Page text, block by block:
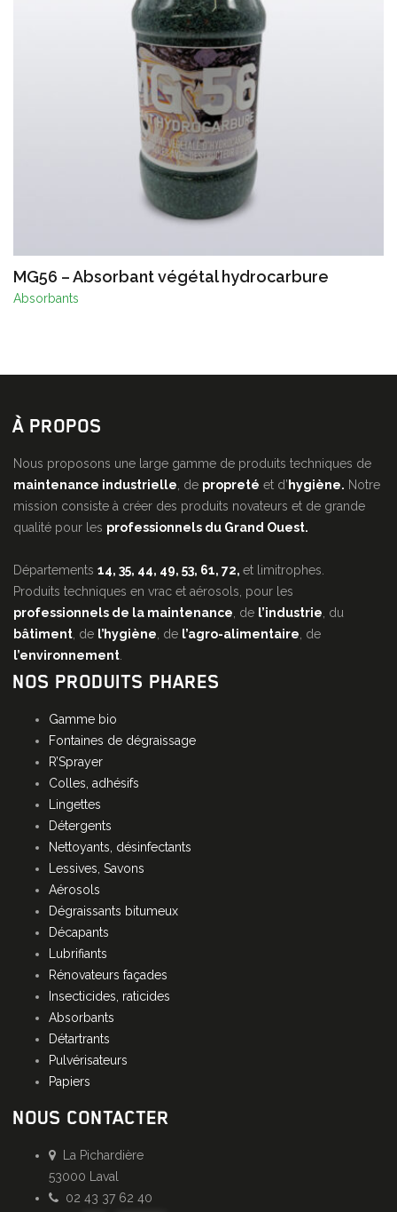
MG56 – Absorbant végétal hydrocarbure
Absorbants
À PROPOS
Nous proposons une large gamme de produits techniques de
maintenance industrielle , de propreté et d’ hygiène. Notre
mission consiste à créer des produits novateurs et de grande
qualité pour les professionnels du Grand Ouest.
Départements 14, 35, 44, 49, 53, 61, 72, et limitrophes.
Produits techniques en vrac et aérosols, pour les
professionnels de la maintenance , de l’industrie , du
bâtiment , de l’hygiène , de l’agro-alimentaire , de
l’environnement
NOS PRODUITS PHARES
Gamme bio
Fontaines de dégraissage
R’Sprayer
Colles, adhésifs
Lingettes
Détergents
Nettoyants, désinfectants
Lessives, Savons
Aérosols
Dégraissants bitumeux
Décapants
Lubrifiants
Rénovateurs façades
Insecticides, raticides
Absorbants
Détartrants
Pulvérisateurs
Papiers
NOUS CONTACTER
La Pichardière
53000 Laval
02 43 37 62 40